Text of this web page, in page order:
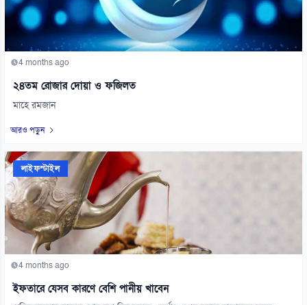
4 months ago
২৪তম রোজার দোয়া ও ফজিলত
মাহে রমজান
আরও পড়ুন
লাইফস্টাইল
4 months ago
ইফতারে যেসব কারণে বেশি পানীয় খাবেন